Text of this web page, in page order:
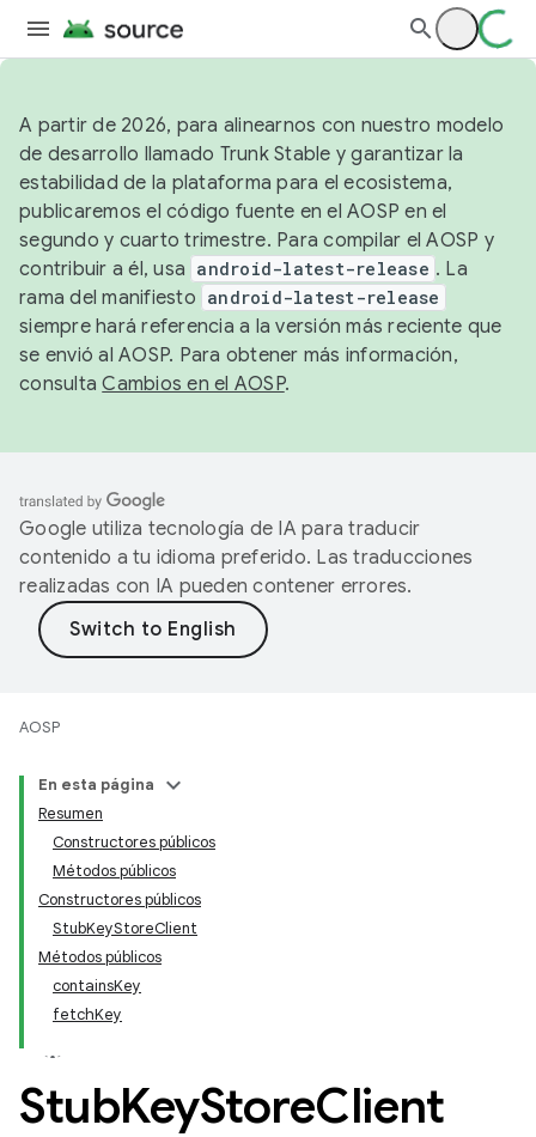
A partir de 2026, para alinearnos con nuestro modelo
de desarrollo llamado Trunk Stable y garantizar la
estabilidad de la plataforma para el ecosistema,
publicaremos el código fuente en el AOSP en el
segundo y cuarto trimestre. Para compilar el AOSP y
contribuir a él, usa android-latest-release . La
rama del manifiesto android-latest-release
siempre hará referencia a la versión más reciente que
se envió al AOSP. Para obtener más información,
consultaCambios en el AOSP.
Google utiliza tecnología de IA para traducir
contenido a tu idioma preferido. Las traducciones
realizadas con IA pueden contener errores.
AOSP
En esta página
Resumen
Constructores públicos
Métodos públicos
Constructores públicos
StubKeyStoreClient
Métodos públicos
containsKey
fetchKey
StubKeyStoreClient